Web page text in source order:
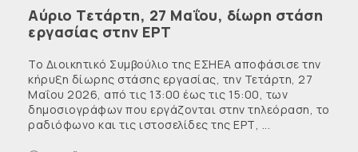
Αύριο Τετάρτη, 27 Μαΐου, δίωρη στάση
εργασίας στην ΕΡΤ
Το Διοικητικό Συμβούλιο της ΕΣΗΕΑ αποφάσισε την
κήρυξη δίωρης στάσης εργασίας, την Τετάρτη, 27
Μαΐου 2026, από τις 13:00 έως τις 15:00, των
δημοσιογράφων που εργάζονται στην τηλεόραση, το
ραδιόφωνο και τις ιστοσελίδες της ΕΡΤ, ...